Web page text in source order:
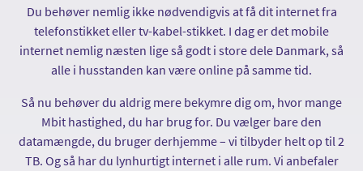
Du behøver nemlig ikke nødvendigvis at få dit internet fra
telefonstikket eller tv-kabel-stikket. I dag er det mobile
internet nemlig næsten lige så godt i store dele Danmark, så
alle i husstanden kan være online på samme tid.
Så nu behøver du aldrig mere bekymre dig om, hvor mange
Mbit hastighed, du har brug for. Du vælger bare den
datamængde, du bruger derhjemme – vi tilbyder helt op til 2
TB. Og så har du lynhurtigt internet i alle rum. Vi anbefaler